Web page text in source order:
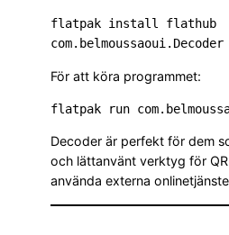
flatpak install flathub
com.belmoussaoui.Decoder
För att köra programmet:
flatpak run
Decoder är perfekt för dem
och lättanvänt verktyg för
använda externa